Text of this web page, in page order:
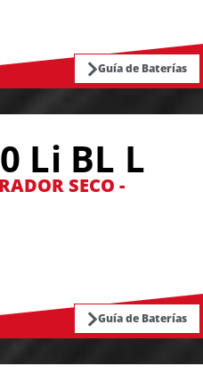
Guía de Baterías
Li BL L
SECO -
Guía de Baterías